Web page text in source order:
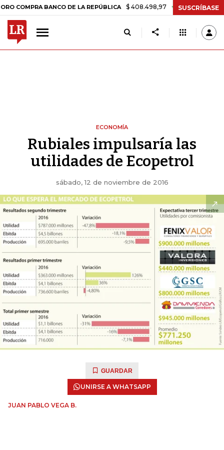
BANCO DE LA REPÚBLICA $ 408.498,97 +$ 8.753,81 +2,19%
SUSCRÍBASE
ECONOMÍA
Rubiales impulsaría las
utilidades de Ecopetrol
sábado, 12 de noviembre de 2016
GUARDAR
UNIRSE A WHATSAPP
JUAN PABLO VEGA B.